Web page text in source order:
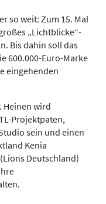
so weit: Zum 15. Mal
„Lichtblicke“-
Bis dahin soll das
600.000-Euro-Marke
eingehenden
Heinen wird
Projektpaten,
sein und einen
Kenia
Deutschland)